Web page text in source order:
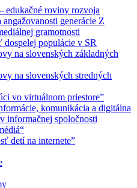
edukačné roviny rozvoja
generácie Z
gramotnosti
populácie v SR
na slovenských základných
na slovenských stredných
vo virtuálnom priestore”
komunikácia a digitálna
informačnej spoločnosti
detí na internete”